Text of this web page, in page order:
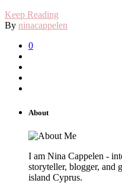
Keep Reading
By ninacappelen
0
About
I am Nina Cappelen -
storyteller, blogger, and
island Cyprus.